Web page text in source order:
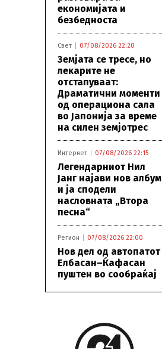
економијата и
безбедноста
Свет 07/08/2026 22:20
Земјата се тресе, но
лекарите не
отстапуваат:
Драматични моменти
од операциона сала
во Јапонија за време
на силен земјотрес
Интернет 07/08/2026 22:15
Легендарниот Нил
Јанг најави нов албум
и ја сподели
насловната „Втора
песна“
Регион 07/08/2026 22:00
Нов дел од автопатот
Елбасан–Ќафасан
пуштен во сообраќај